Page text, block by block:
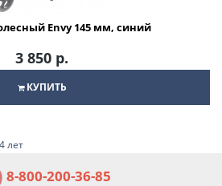
Envy 145 мм, синий
3 850 р.
КУПИТЬ
лет
8-800-200-36-85